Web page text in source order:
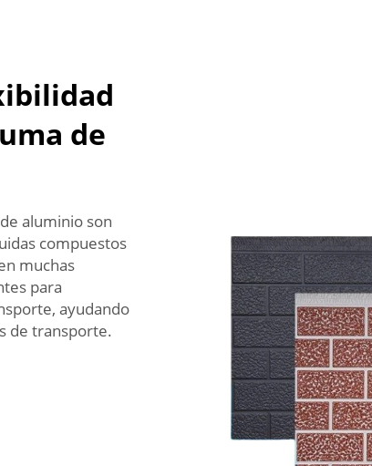
de
aluminio son
compuestos
muchas
para
ayudando
de transporte.